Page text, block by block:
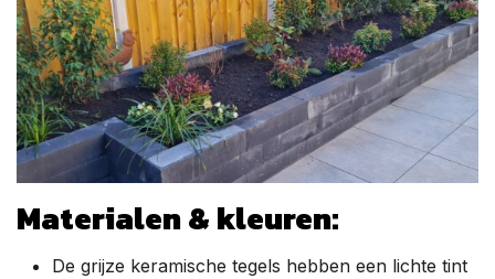
Materialen & kleuren:
De grijze keramische tegels hebben een lichte tint